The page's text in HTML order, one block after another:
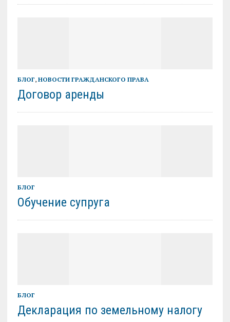
БЛОГ, НОВОСТИ ГРАЖДАНСКОГО ПРАВА
Договор аренды
БЛОГ
Обучение супруга
БЛОГ
Декларация по земельному налогу